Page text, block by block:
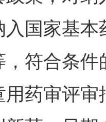
入国家基
符合条
药审评